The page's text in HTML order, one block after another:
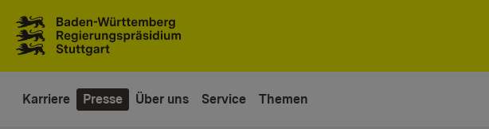
Karriere Presse Über uns Service Themen